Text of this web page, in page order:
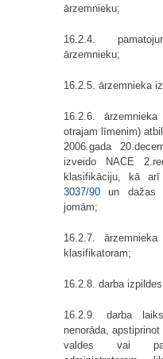
ārzemnieku;
16.2.4.
ārzemnieku;
16.2.5. ārzemnieka
16.2.6.
otrajam līmenim)
2006.gada
izveido NACE
klasifikāciju, kā arī
3037/90 un dažas
jomām;
16.2.7.
klasifikatoram;
16.2.8. darba
16.2.9. darba
nenorāda,
valdes vai